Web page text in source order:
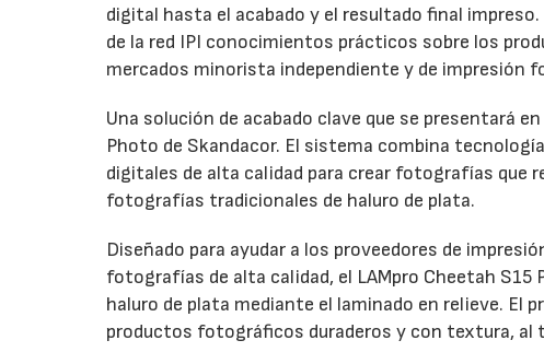
digital hasta el acabado y el resultado final
de la red IPI conocimientos prácticos sobre los
mercados minorista independiente y de impresión
Una solución de acabado clave que se presentará
Photo de Skandacor. El sistema combina
digitales de alta calidad para crear fotografías que
fotografías tradicionales de haluro de plata.
Diseñado para ayudar a los proveedores de
fotografías de alta calidad, el LAMpro Cheetah
haluro de plata mediante el laminado en relieve. El
productos fotográficos duraderos y con textura, al